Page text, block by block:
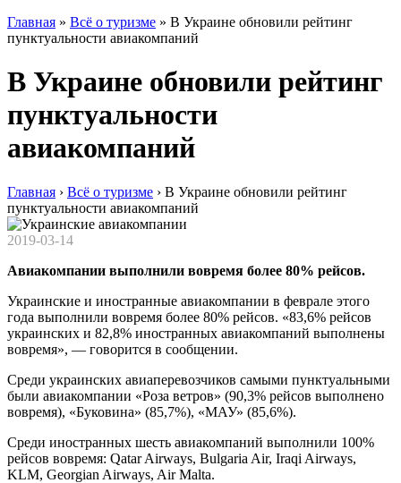
Главная » Всё о туризме » В Украине обновили рейтинг
пунктуальности авиакомпаний
В Украине обновили рейтинг
пунктуальности
авиакомпаний
Главная › Всё о туризме › В Украине обновили рейтинг
пунктуальности авиакомпаний
2019-03-14
Авиакомпании выполнили вовремя более 80% рейсов.
Украинские и иностранные авиакомпании в феврале этого
года выполнили вовремя более 80% рейсов. «83,6% рейсов
украинских и 82,8% иностранных авиакомпаний выполнены
вовремя», — говорится в сообщении.
Среди украинских авиаперевозчиков самыми пунктуальными
были авиакомпании «Роза ветров» (90,3% рейсов выполнено
вовремя), «Буковина» (85,7%), «МАУ» (85,6%).
Среди иностранных шесть авиакомпаний выполнили 100%
рейсов вовремя: Qatar Airways, Bulgaria Air, Iraqi Airways,
KLM, Georgian Airways, Air Malta.